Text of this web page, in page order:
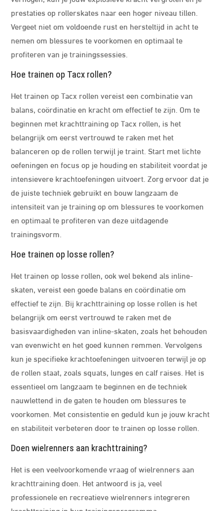
prestaties op rollerskates naar een hoger niveau tillen.
Vergeet niet om voldoende rust en hersteltijd in acht te
nemen om blessures te voorkomen en optimaal te
profiteren van je trainingssessies.
Hoe trainen op Tacx rollen?
Het trainen op Tacx rollen vereist een combinatie van
balans, coördinatie en kracht om effectief te zijn. Om te
beginnen met krachttraining op Tacx rollen, is het
belangrijk om eerst vertrouwd te raken met het
balanceren op de rollen terwijl je traint. Start met lichte
oefeningen en focus op je houding en stabiliteit voordat je
intensievere krachtoefeningen uitvoert. Zorg ervoor dat je
de juiste techniek gebruikt en bouw langzaam de
intensiteit van je training op om blessures te voorkomen
en optimaal te profiteren van deze uitdagende
trainingsvorm.
Hoe trainen op losse rollen?
Het trainen op losse rollen, ook wel bekend als inline-
skaten, vereist een goede balans en coördinatie om
effectief te zijn. Bij krachttraining op losse rollen is het
belangrijk om eerst vertrouwd te raken met de
basisvaardigheden van inline-skaten, zoals het behouden
van evenwicht en het goed kunnen remmen. Vervolgens
kun je specifieke krachtoefeningen uitvoeren terwijl je op
de rollen staat, zoals squats, lunges en calf raises. Het is
essentieel om langzaam te beginnen en de techniek
nauwlettend in de gaten te houden om blessures te
voorkomen. Met consistentie en geduld kun je jouw kracht
en stabiliteit verbeteren door te trainen op losse rollen.
Doen wielrenners aan krachttraining?
Het is een veelvoorkomende vraag of wielrenners aan
krachttraining doen. Het antwoord is ja, veel
professionele en recreatieve wielrenners integreren